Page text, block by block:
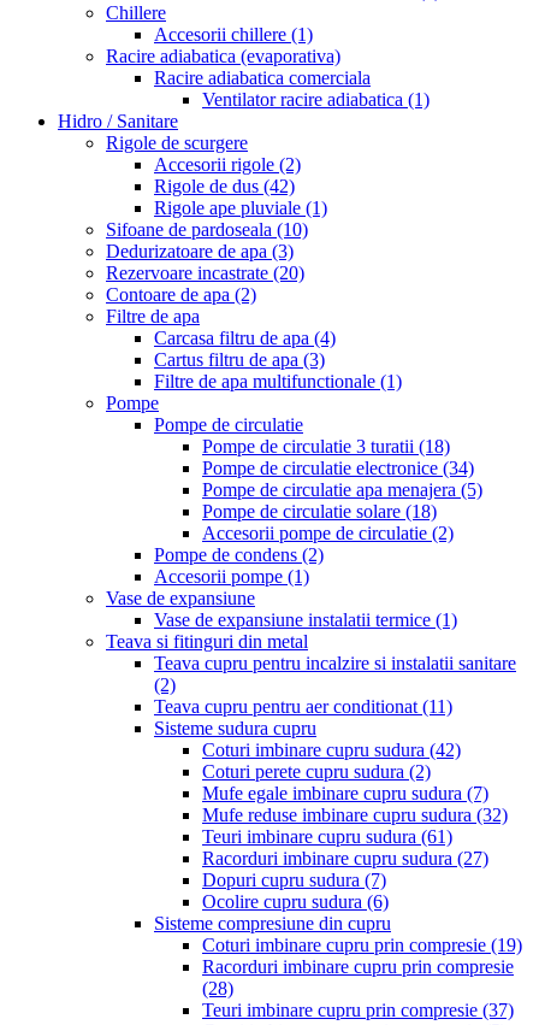
Chillere
Accesorii chillere (1)
Racire adiabatica (evaporativa)
Racire adiabatica comerciala
Ventilator racire adiabatica (1)
Hidro / Sanitare
Rigole de scurgere
Accesorii rigole (2)
Rigole de dus (42)
Rigole ape pluviale (1)
Sifoane de pardoseala (10)
Dedurizatoare de apa (3)
Rezervoare incastrate (20)
Contoare de apa (2)
Filtre de apa
Carcasa filtru de apa (4)
Cartus filtru de apa (3)
Filtre de apa multifunctionale (1)
Pompe
Pompe de circulatie
Pompe de circulatie 3 turatii (18)
Pompe de circulatie electronice (34)
Pompe de circulatie apa menajera (5)
Pompe de circulatie solare (18)
Accesorii pompe de circulatie (2)
Pompe de condens (2)
Accesorii pompe (1)
Vase de expansiune
Vase de expansiune instalatii termice (1)
Teava si fitinguri din metal
Teava cupru pentru incalzire si instalatii sanitare
(2)
Teava cupru pentru aer conditionat (11)
Sisteme sudura cupru
Coturi imbinare cupru sudura (42)
Coturi perete cupru sudura (2)
Mufe egale imbinare cupru sudura (7)
Mufe reduse imbinare cupru sudura (32)
Teuri imbinare cupru sudura (61)
Racorduri imbinare cupru sudura (27)
Dopuri cupru sudura (7)
Ocolire cupru sudura (6)
Sisteme compresiune din cupru
Coturi imbinare cupru prin compresie (19)
Racorduri imbinare cupru prin compresie
(28)
Teuri imbinare cupru prin compresie (37)